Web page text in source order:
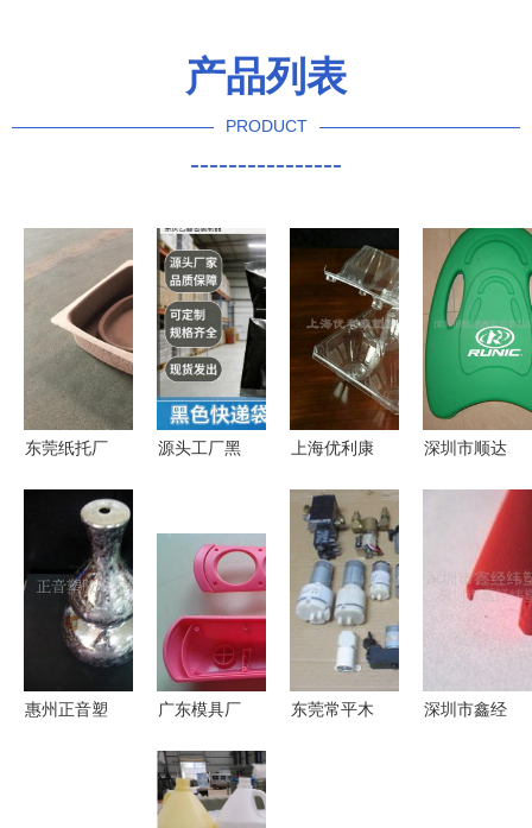
产品列表
PRODUCT
----------------
东莞纸托厂
装厂家定制
批发纸浆模
塑包装制品
源头工厂黑
抗撕防水，
多规格现货
批发，助您
降本增效
上海优利康
专业塑胶制
品的品质之
选
深圳市顺达
制品 丝印
产品列表
惠州正音塑
广东模具厂
音响模具开
发 注塑加
东莞常平木
深圳市鑫经